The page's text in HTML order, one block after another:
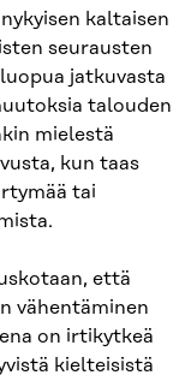
kaltaisen
seurausten
jatkuvasta
talouden
mielestä
kun taas
tai
että
vähentäminen
on irtikytkeä
kielteisistä